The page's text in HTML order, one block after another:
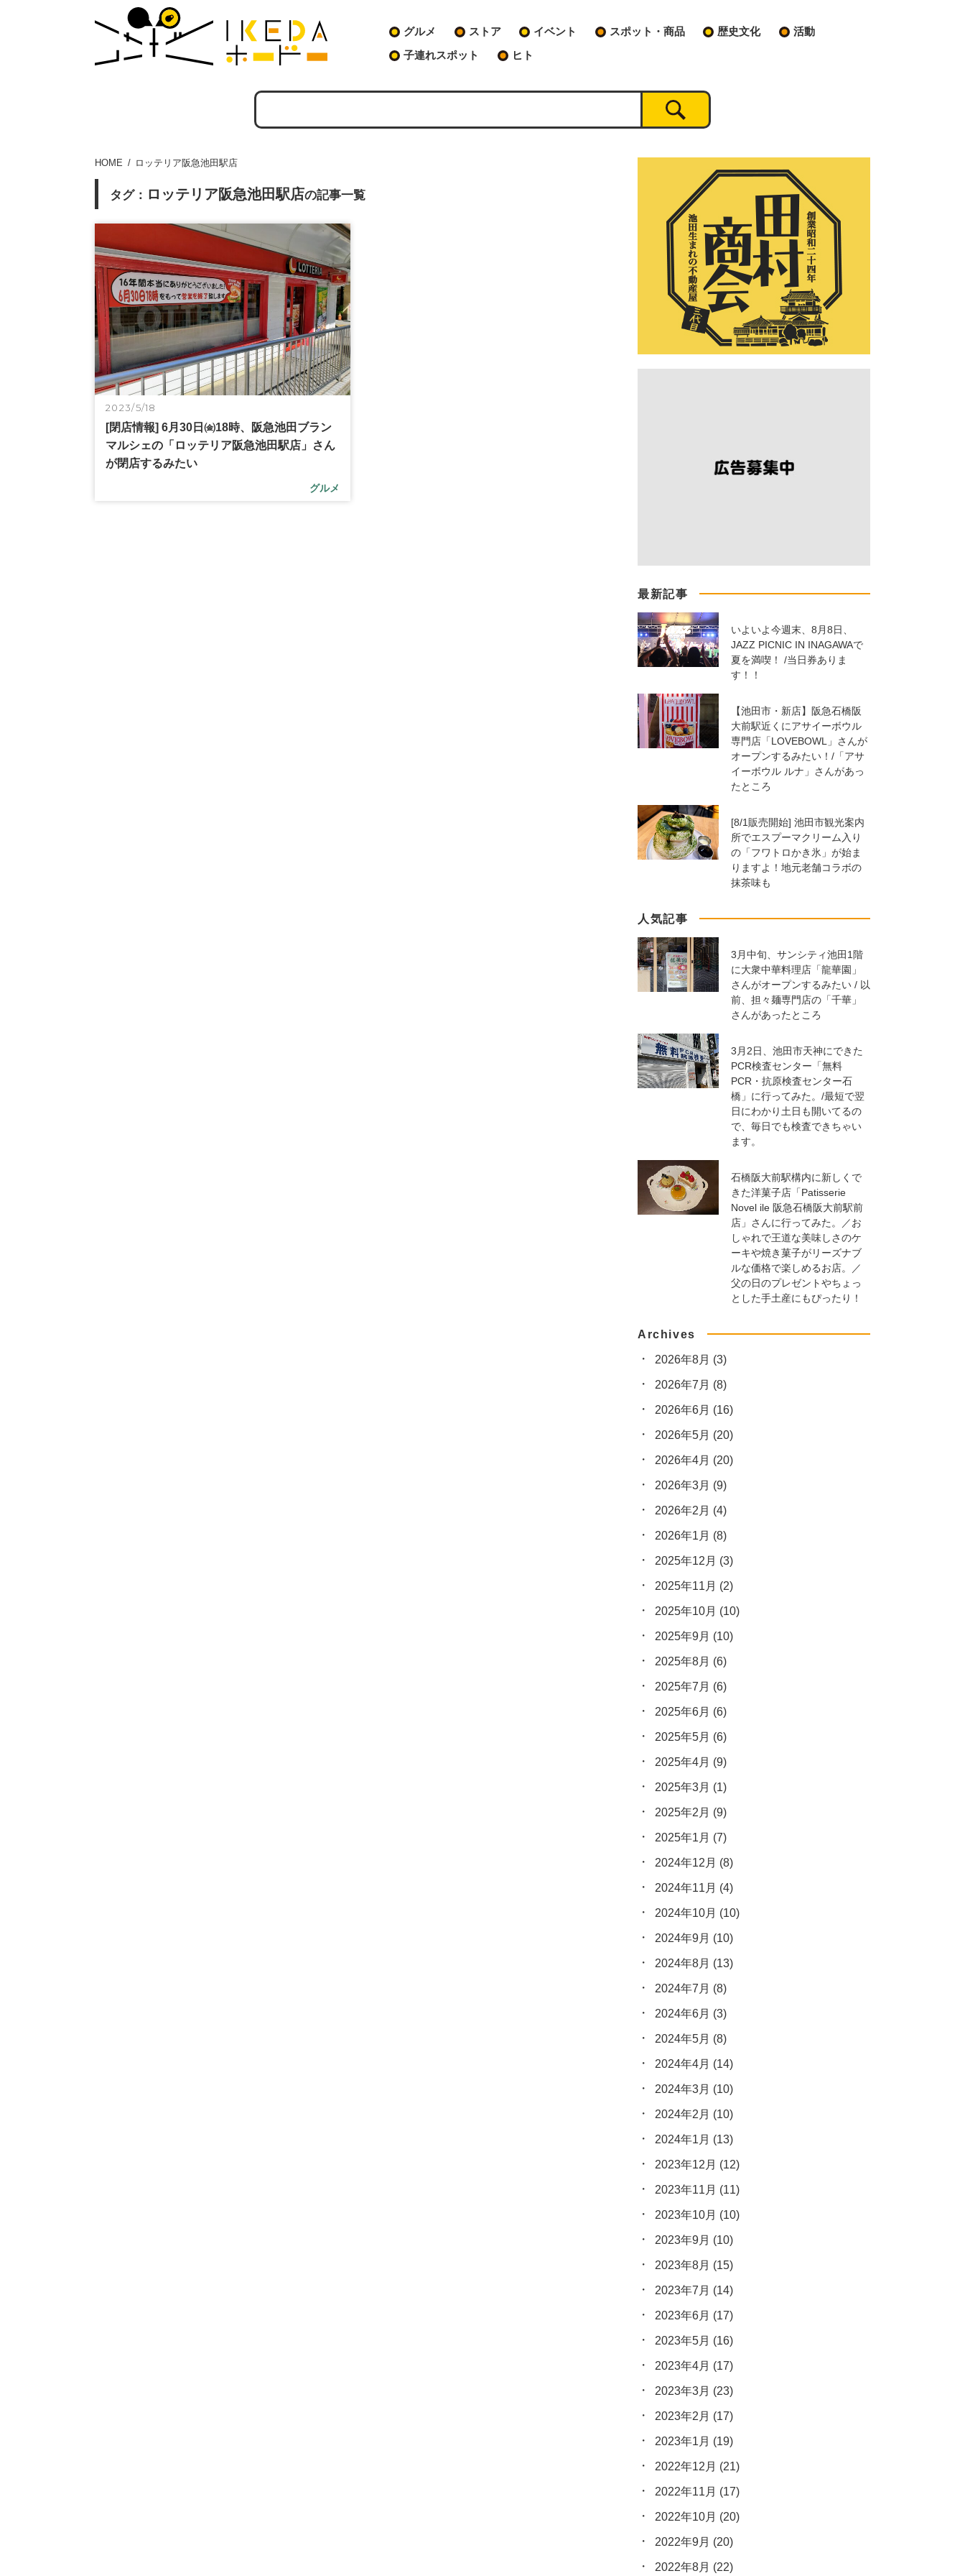
グルメ ストア イベント スポット・商品 歴史文化
活動
子連れスポット
ヒト
HOME ロッテリア阪急池田駅店
タグ： ロッテリア阪急池田駅店の記事一覧
2023/5/18
[閉店情報] 6月30日㈮18時、阪急池田ブラン
マルシェの「ロッテリア阪急池田駅店」さん
が閉店するみたい
グルメ
最新記事
いよいよ今週末、8月8日、
JAZZ PICNIC IN INAGAWAで
夏を満喫！ /当日券ありま
す！！
【池田市・新店】阪急石橋阪
大前駅近くにアサイーボウル
専門店「LOVEBOWL」さんが
オープンするみたい！/「アサ
イーボウル ルナ」さんがあっ
たところ
[8/1販売開始] 池田市観光案内
所でエスプーマクリーム入り
の「フワトロかき氷」が始ま
りますよ！地元老舗コラボの
抹茶味も
人気記事
3月中旬、サンシティ池田1階
に大衆中華料理店「龍華園」
さんがオープンするみたい / 以
前、担々麺専門店の「千華」
さんがあったところ
3月2日、池田市天神にできた
PCR検査センター「無料
PCR・抗原検査センター石
橋」に行ってみた。/最短で翌
日にわかり土日も開いてるの
で、毎日でも検査できちゃい
ます。
石橋阪大前駅構内に新しくで
きた洋菓子店「Patisserie
Novel ile 阪急石橋阪大前駅前
店」さんに行ってみた。／お
しゃれで王道な美味しさのケ
ーキや焼き菓子がリーズナブ
ルな価格で楽しめるお店。／
父の日のプレゼントやちょっ
とした手土産にもぴったり！
Archives
2026年8月 (3)
2026年7月 (8)
2026年6月 (16)
2026年5月 (20)
2026年4月 (20)
2026年3月 (9)
2026年2月 (4)
2026年1月 (8)
2025年12月 (3)
2025年11月 (2)
2025年10月 (10)
2025年9月 (10)
2025年8月 (6)
2025年7月 (6)
2025年6月 (6)
2025年5月 (6)
2025年4月 (9)
2025年3月 (1)
2025年2月 (9)
2025年1月 (7)
2024年12月 (8)
2024年11月 (4)
2024年10月 (10)
2024年9月 (10)
2024年8月 (13)
2024年7月 (8)
2024年6月 (3)
2024年5月 (8)
2024年4月 (14)
2024年3月 (10)
2024年2月 (10)
2024年1月 (13)
2023年12月 (12)
2023年11月 (11)
2023年10月 (10)
2023年9月 (10)
2023年8月 (15)
2023年7月 (14)
2023年6月 (17)
2023年5月 (16)
2023年4月 (17)
2023年3月 (23)
2023年2月 (17)
2023年1月 (19)
2022年12月 (21)
2022年11月 (17)
2022年10月 (20)
2022年9月 (20)
2022年8月 (22)